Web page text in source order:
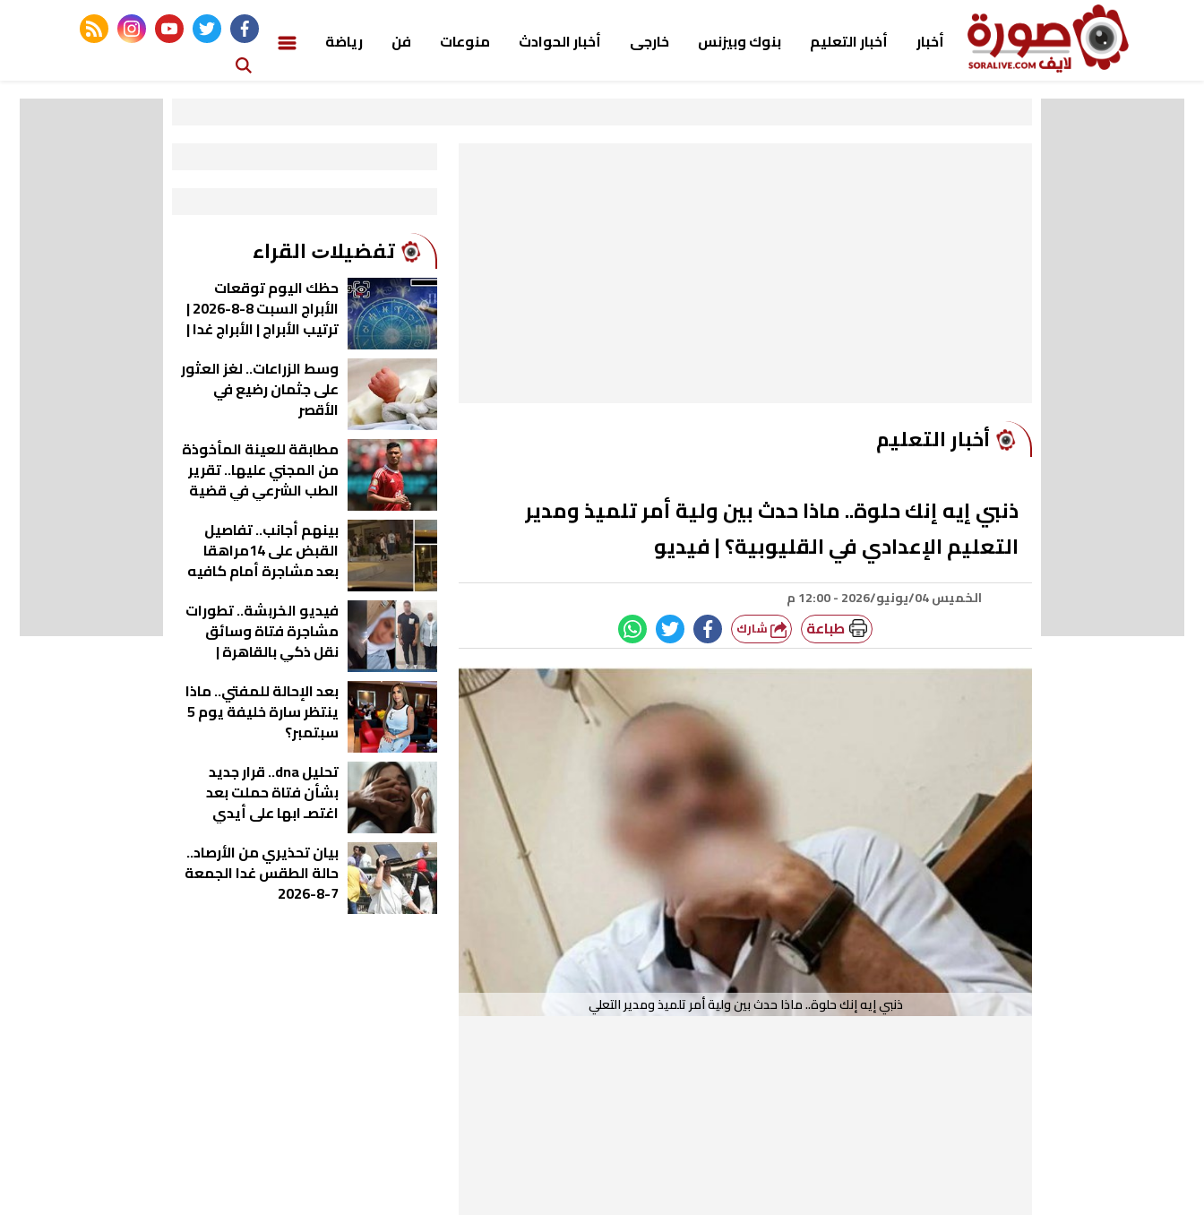
أخبار أخبار التعليم بنوك وبيزنس خارجى أخبار الحوادث منوعات فن رياضة
facebook
twitter
youtube
instagram
rss feed
أخبار التعليم
ذنبي إيه إنك حلوة.. ماذا حدث بين ولية أمر تلميذ ومدير
التعليم الإعدادي في القليوبية؟ | فيديو
الخميس 04/يونيو/2026 - 12:00 م
طباعة
ذنبي إيه إنك حلوة.. ماذا حدث بين ولية أمر تلميذ ومدير التعلي
ﺗﻔﻀﻴﻼﺕ اﻟﻘﺮاء
حظك اليوم توقعات
الأبراج السبت 8-8-2026 |
ترتيب الأبراج | الأبراج غدا |
الأبراج | الأبراج بالأشهر
وسط الزراعات.. لغز العثور
على جثمان رضيع في
الأقصر
مطابقة للعينة المأخوذة
من المجني عليها.. تقرير
الطب الشرعي في قضية
مفاجآت جديدة
بينهم أجانب.. تفاصيل
القبض على 14مراهقا
بعد مشاجرة أمام كافيه
فيديو الخربشة.. تطورات
مشاجرة فتاة وسائق
نقل ذكي بالقاهرة |
بعد الإحالة للمفتي.. ماذا
ينتظر سارة خليفة يوم 5
سبتمبر؟
تحليل dna.. قرار جديد
بشأن فتاة حملت بعد
اغتصـ ابها على أيدي
بيان تحذيري من الأرصاد..
حالة الطقس غدا الجمعة
7-8-2026